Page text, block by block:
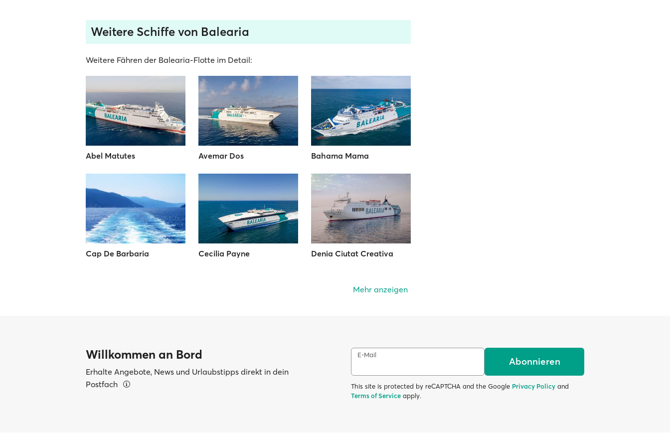
Weitere Schiffe von Balearia
Weitere Fähren der Balearia-Flotte im Detail:
Abel Matutes Avemar Dos Bahama Mama
Cap De Barbaria Cecilia Payne Denia Ciutat Creativa
Mehr anzeigen
Willkommen an Bord
Erhalte Angebote, News und Urlaubstipps direkt in dein
Postfach
E-Mail
Abonnieren
This site is protected by reCAPTCHA and the Google Privacy Policy and
Terms of Service apply.